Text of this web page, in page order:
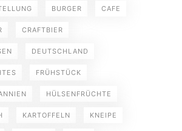
BURGER CAFE
CRAFTBIER
DEUTSCHLAND
FRÜHSTÜCK
HÜLSENFRÜCHTE
KARTOFFELN KNEIPE